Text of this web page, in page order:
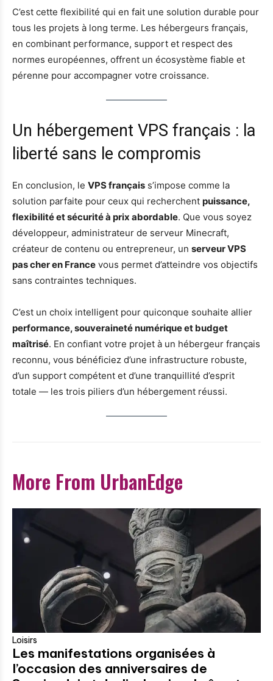
C’est cette flexibilité qui en fait une solution durable pour
tous les projets à long terme. Les hébergeurs français,
en combinant performance, support et respect des
normes européennes, offrent un écosystème fiable et
pérenne pour accompagner votre croissance.
Un hébergement VPS français : la
liberté sans le compromis
En conclusion, le VPS français s’impose comme la
solution parfaite pour ceux qui recherchent puissance,
flexibilité et sécurité à prix abordable. Que vous soyez
développeur, administrateur de serveur Minecraft,
créateur de contenu ou entrepreneur, un serveur VPS
pas cher en France vous permet d’atteindre vos objectifs
sans contraintes techniques.
C’est un choix intelligent pour quiconque souhaite allier
performance, souveraineté numérique et budget
maîtrisé. En confiant votre projet à un hébergeur français
reconnu, vous bénéficiez d’une infrastructure robuste,
d’un support compétent et d’une tranquillité d’esprit
totale — les trois piliers d’un hébergement réussi.
More From UrbanEdge
Loisirs
Les manifestations organisées à
l’occasion des anniversaires de